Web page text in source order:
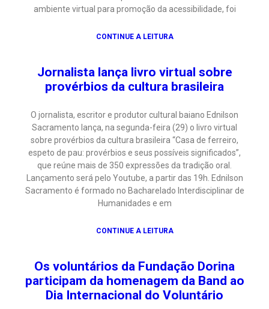
ambiente virtual para promoção da acessibilidade, foi
CONTINUE A LEITURA
Jornalista lança livro virtual sobre
provérbios da cultura brasileira
O jornalista, escritor e produtor cultural baiano Ednilson
Sacramento lança, na segunda-feira (29) o livro virtual
sobre provérbios da cultura brasileira “Casa de ferreiro,
espeto de pau: provérbios e seus possíveis significados”,
que reúne mais de 350 expressões da tradição oral.
Lançamento será pelo Youtube, a partir das 19h. Ednilson
Sacramento é formado no Bacharelado Interdisciplinar de
Humanidades e em
CONTINUE A LEITURA
Os voluntários da Fundação Dorina
participam da homenagem da Band ao
Dia Internacional do Voluntário